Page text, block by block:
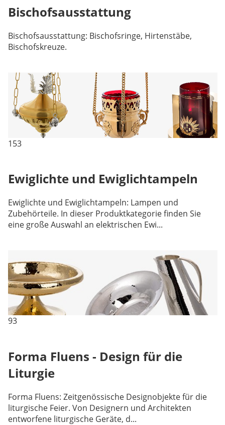
Bischofsausstattung
Bischofsausstattung: Bischofsringe, Hirtenstäbe,
Bischofskreuze.
153
Ewiglichte und Ewiglichtampeln
Ewiglichte und Ewiglichtampeln: Lampen und
Zubehörteile. In dieser Produktkategorie finden Sie
eine große Auswahl an elektrischen Ewi...
93
Forma Fluens - Design für die
Liturgie
Forma Fluens: Zeitgenössische Designobjekte für die
liturgische Feier. Von Designern und Architekten
entworfene liturgische Geräte, d...